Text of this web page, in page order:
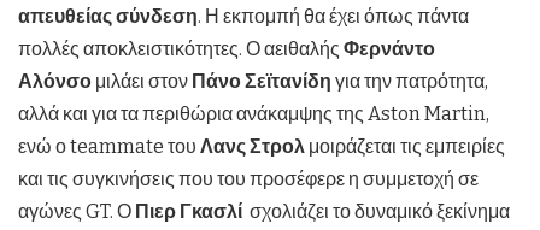
απευθείας σύνδεση. Η εκπομπή θα έχει όπως πάντα
πολλές αποκλειστικότητες. Ο αειθαλής Φερνάντο
Αλόνσο μιλάει στον Πάνο Σεϊτανίδη για την πατρότητα,
αλλά και για τα περιθώρια ανάκαμψης της Aston Martin,
ενώ ο teammate του Λανς Στρολ μοιράζεται τις εμπειρίες
και τις συγκινήσεις που του προσέφερε η συμμετοχή σε
αγώνες GT. Ο Πιερ Γκασλί σχολιάζει το δυναμικό ξεκίνημα